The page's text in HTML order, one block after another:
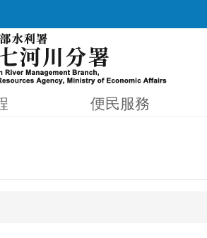
便民服務